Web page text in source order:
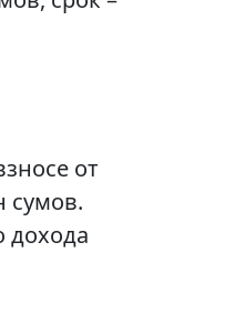
от
сумов.
дохода